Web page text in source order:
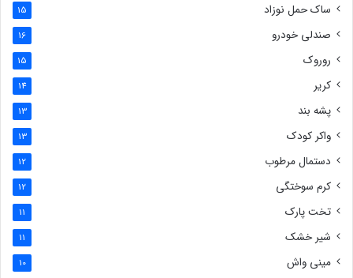
ساک حمل نوزاد 15
صندلی خودرو 16
روروک 15
کریر 14
پشه بند 13
واکر کودک 13
دستمال مرطوب 12
کرم سوختگی 12
تخت پارک 11
شیر خشک 11
مینی واش 10